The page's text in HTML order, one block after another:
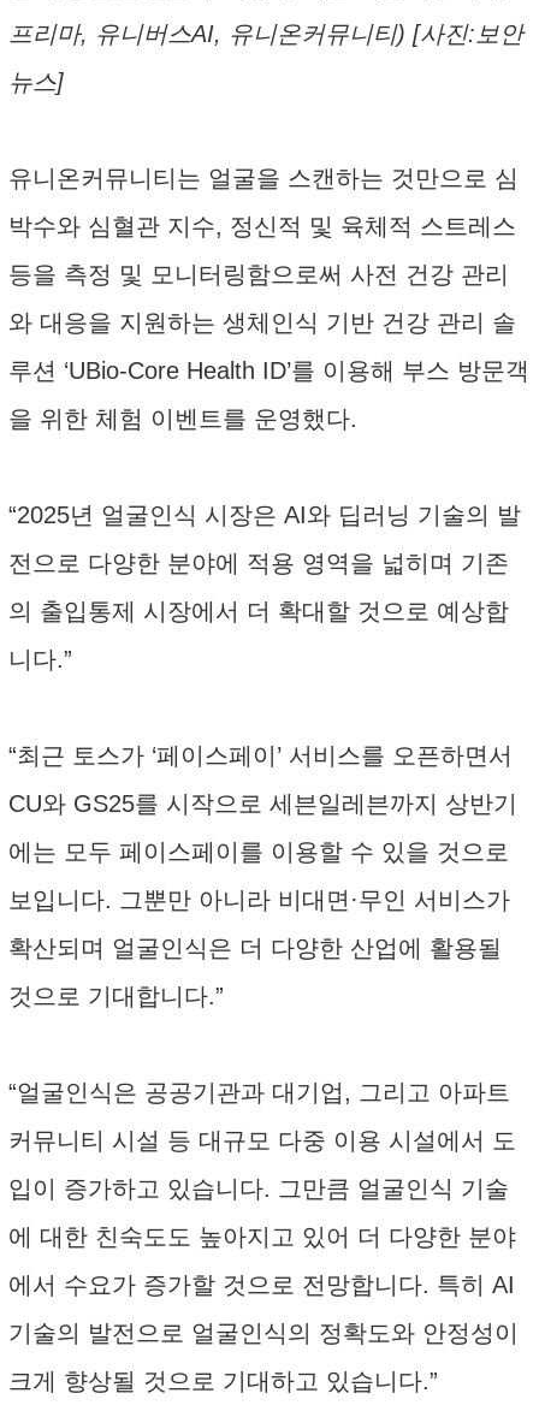
프리마, 유니버스AI, 유니온커뮤니티) [사진:보안
뉴스]
유니온커뮤니티는 얼굴을 스캔하는 것만으로 심
박수와 심혈관 지수, 정신적 및 육체적 스트레스
등을 측정 및 모니터링함으로써 사전 건강 관리
와 대응을 지원하는 생체인식 기반 건강 관리 솔
루션 ‘UBio-Core Health ID’를 이용해 부스 방문객
을 위한 체험 이벤트를 운영했다.
“2025년 얼굴인식 시장은 AI와 딥러닝 기술의 발
전으로 다양한 분야에 적용 영역을 넓히며 기존
의 출입통제 시장에서 더 확대할 것으로 예상합
니다.”
“최근 토스가 ‘페이스페이’ 서비스를 오픈하면서
CU와 GS25를 시작으로 세븐일레븐까지 상반기
에는 모두 페이스페이를 이용할 수 있을 것으로
보입니다. 그뿐만 아니라 비대면·무인 서비스가
확산되며 얼굴인식은 더 다양한 산업에 활용될
것으로 기대합니다.”
“얼굴인식은 공공기관과 대기업, 그리고 아파트
커뮤니티 시설 등 대규모 다중 이용 시설에서 도
입이 증가하고 있습니다. 그만큼 얼굴인식 기술
에 대한 친숙도도 높아지고 있어 더 다양한 분야
에서 수요가 증가할 것으로 전망합니다. 특히 AI
기술의 발전으로 얼굴인식의 정확도와 안정성이
크게 향상될 것으로 기대하고 있습니다.”